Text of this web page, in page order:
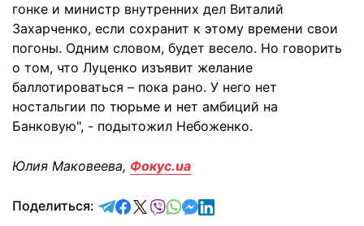
гонке и министр внутренних дел Виталий
Захарченко, если сохранит к этому времени свои
погоны. Одним словом, будет весело. Но говорить
о том, что Луценко изъявит желание
баллотироваться – пока рано. У него нет
ностальгии по тюрьме и нет амбиций на
Банковую", - подытожил Небоженко.
Юлия Маковеева, Фокус.ua
Поделиться: отправить в Telegram
поделиться в Facebook
поделиться в X
отправить в Viber
отправить в Whatsapp
отправить в Messenger
отправить в LinkedIn